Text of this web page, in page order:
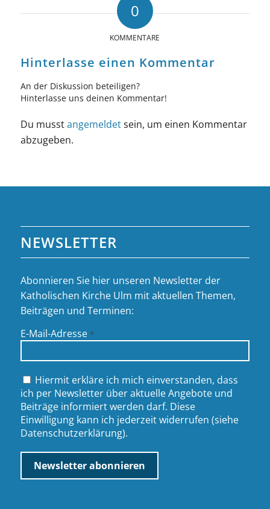
0
KOMMENTARE
Hinterlasse einen Kommentar
An der Diskussion beteiligen?
Hinterlasse uns deinen Kommentar!
Du musstangemeldetsein, um einen Kommentar
abzugeben.
NEWSLETTER
Abonnieren Sie hier unseren Newsletter der
Katholischen Kirche Ulm mit aktuellen Themen,
Beiträgen und Terminen:
E-Mail-Adresse *
Hiermit erkläre ich mich einverstanden, dass
ich per Newsletter über aktuelle Angebote und
Beiträge informiert werden darf. Diese
Einwilligung kann ich jederzeit widerrufen (siehe
Datenschutzerklärung).